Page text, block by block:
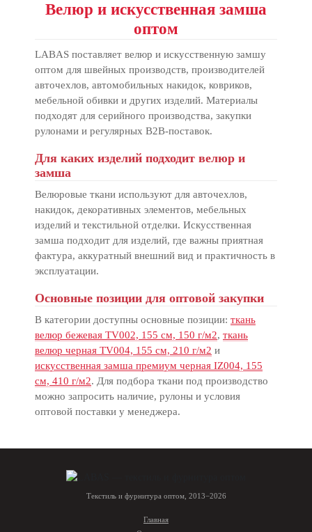
Велюр и искусственная замша
оптом
LABAS поставляет велюр и искусственную замшу
оптом для швейных производств, производителей
авточехлов, автомобильных накидок, ковриков,
мебельной обивки и других изделий. Материалы
подходят для серийного производства, закупки
рулонами и регулярных B2B-поставок.
Для каких изделий подходит велюр и
замша
Велюровые ткани используют для авточехлов,
накидок, декоративных элементов, мебельных
изделий и текстильной отделки. Искусственная
замша подходит для изделий, где важны приятная
фактура, аккуратный внешний вид и практичность в
эксплуатации.
Основные позиции для оптовой закупки
В категории доступны основные позиции: ткань
велюр бежевая TV002, 155 см, 150 г/м2, ткань
велюр черная TV004, 155 см, 210 г/м2 и
искусственная замша премиум черная IZ004, 155
см, 410 г/м2. Для подбора ткани под производство
можно запросить наличие, рулоны и условия
оптовой поставки у менеджера.
Текстиль и фурнитура оптом, 2013−2026
Главная